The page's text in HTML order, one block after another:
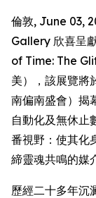
倫敦, June 03,
Gallery 欣喜呈
of Time: The
美），該展覽將
南偏南盛會）揭
自動化及無休止
番視野：使其化
締靈魂共鳴的媒
歷經二十多年沉